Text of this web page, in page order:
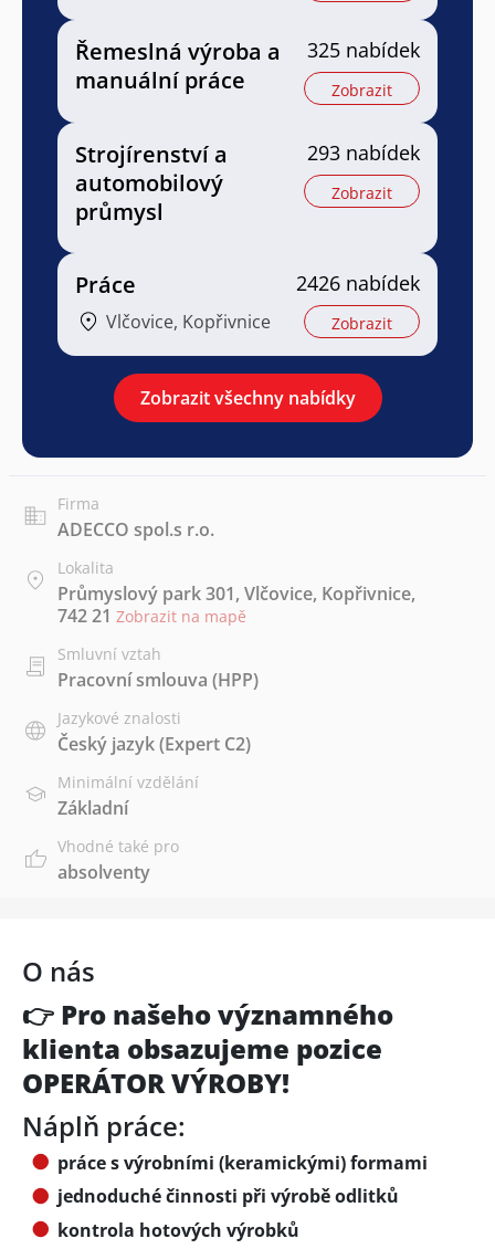
Řemeslná výroba a
manuální práce
325 nabídek
Zobrazit
Strojírenství a
automobilový
průmysl
293 nabídek
Zobrazit
Práce
Vlčovice, Kopřivnice
2426 nabídek
Zobrazit
Zobrazit všechny nabídky
Firma
ADECCO spol.s r.o.
Lokalita
Průmyslový park 301, Vlčovice, Kopřivnice,
742 21 Zobrazit na mapě
Smluvní vztah
Pracovní smlouva (HPP)
Jazykové znalosti
Český jazyk(Expert C2)
Minimální vzdělání
Základní
Vhodné také pro
absolventy
O nás
👉 Pro našeho významného
klienta obsazujeme pozice
OPERÁTOR VÝROBY!
Náplň práce:
práce s výrobními (keramickými) formami
jednoduché činnosti při výrobě odlitků
kontrola hotových výrobků